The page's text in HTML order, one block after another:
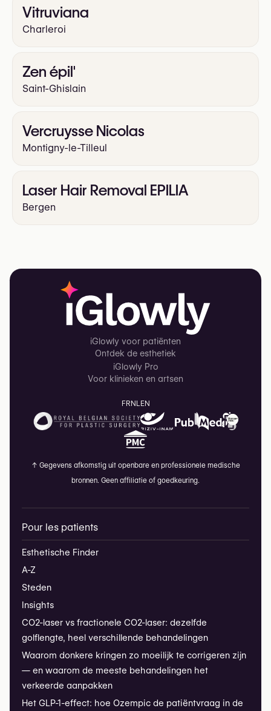
Vitruviana
Charleroi
Zen épil'
Saint-Ghislain
Vercruysse Nicolas
Montigny-le-Tilleul
Laser Hair Removal EPILIA
Bergen
iGlowly voor patiënten
Ontdek de esthetiek
iGlowly Pro
Voor klinieken en artsen
FRNLEN
↑ Gegevens afkomstig uit openbare en professionele medische
bronnen. Geen affiliatie of goedkeuring.
Pour les patients
Esthetische Finder
A-Z
Steden
Insights
CO2-laser vs fractionele CO2-laser: dezelfde
golflengte, heel verschillende behandelingen
Waarom donkere kringen zo moeilijk te corrigeren zijn
— en waarom de meeste behandelingen het
verkeerde aanpakken
Het GLP-1-effect: hoe Ozempic de patiëntvraag in de